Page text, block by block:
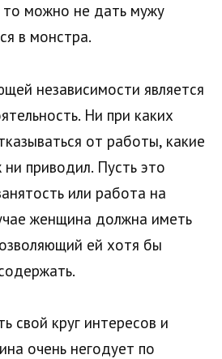
можно не дать мужу
в монстра.
независимости является
Ни при каких
от работы, какие
приводил. Пусть это
или работа на
женщина должна иметь
ей хотя бы
свой круг интересов и
очень негодует по